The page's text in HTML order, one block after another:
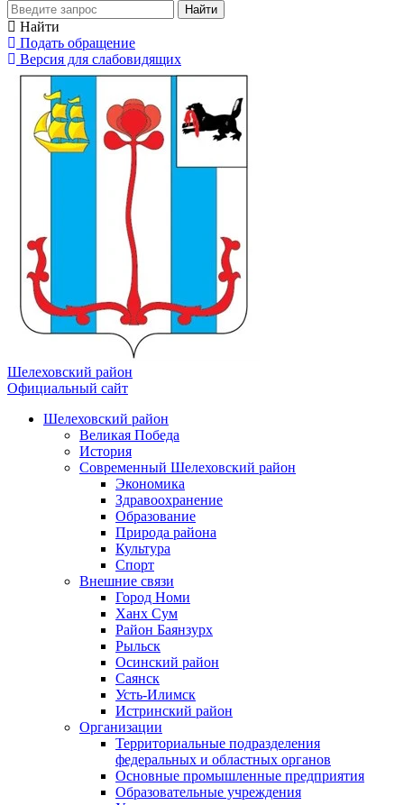
Найти
Найти
Подать обращение
Версия для слабовидящих
Шелеховский район
Официальный сайт
Шелеховский район
Великая Победа
История
Современный Шелеховский район
Экономика
Здравоохранение
Образование
Природа района
Культура
Спорт
Внешние связи
Город Номи
Ханх Сум
Район Баянзурх
Рыльск
Осинский район
Саянск
Усть-Илимск
Истринский район
Организации
Территориальные подразделения
федеральных и областных органов
Основные промышленные предприятия
Образовательные учреждения